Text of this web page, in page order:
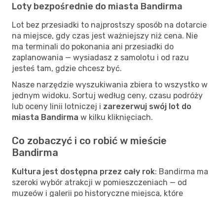
Loty bezpośrednie do miasta Bandirma
Lot bez przesiadki to najprostszy sposób na dotarcie
na miejsce, gdy czas jest ważniejszy niż cena. Nie
ma terminali do pokonania ani przesiadki do
zaplanowania — wysiadasz z samolotu i od razu
jesteś tam, gdzie chcesz być.
Nasze narzędzie wyszukiwania zbiera to wszystko w
jednym widoku. Sortuj według ceny, czasu podróży
lub oceny linii lotniczej i zarezerwuj swój lot do
miasta Bandirma w kilku kliknięciach.
Co zobaczyć i co robić w mieście
Bandirma
Kultura jest dostępna przez cały rok: Bandirma ma
szeroki wybór atrakcji w pomieszczeniach — od
muzeów i galerii po historyczne miejsca, które